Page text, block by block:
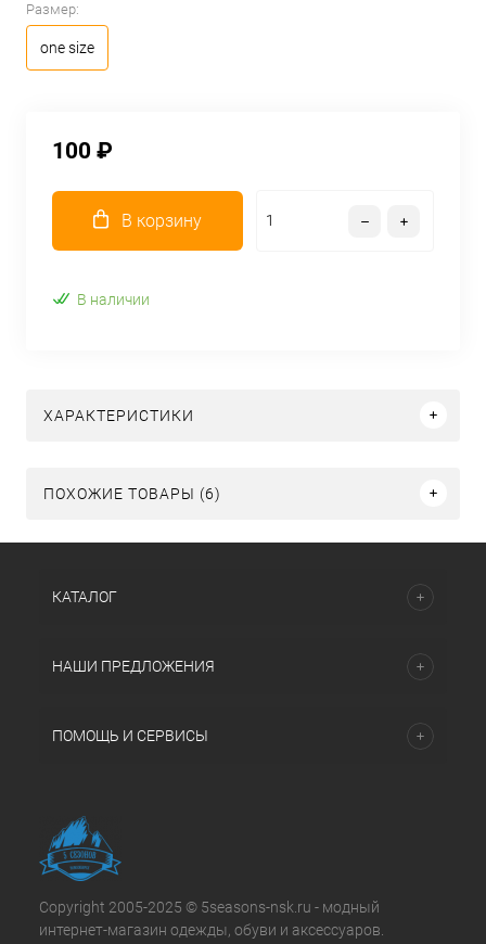
Размер:
one size
100 ₽
В корзину
В наличии
ХАРАКТЕРИСТИКИ
ПОХОЖИЕ ТОВАРЫ (6)
КАТАЛОГ
НАШИ ПРЕДЛОЖЕНИЯ
ПОМОЩЬ И СЕРВИСЫ
Copyright 2005-2025 © 5seasons-nsk.ru - модный
интернет-магазин одежды, обуви и аксессуаров.